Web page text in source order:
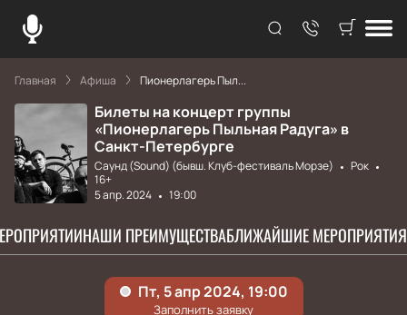
Главная Афиша Пионерлагерь Пыл...
Билеты на концерт группы
«Пионерлагерь Пыльная Радуга» в
Санкт-Петербурге
Саунд (Sound) (бывш. Клуб-фестиваль Морзе)
Рок
16+
5 апр. 2024
19:00
НАШИ ПРЕИМУЩЕСТВАБЛИЖАЙШИЕ МЕРОПРИЯТИЯ